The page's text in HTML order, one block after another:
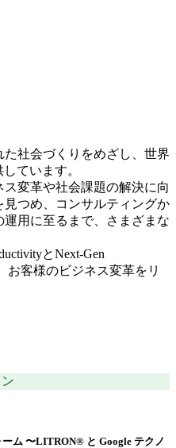
社会づくりをめざし、世界
ています。
変革や社会課題の解決に向
つめ、コンサルティングか
用に至るまで、さまざまな
とNext-Gen
お客様のビジネス変革をリ
ム 〜LITRON® と Google テクノ